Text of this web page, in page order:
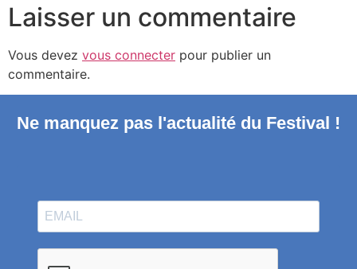
Laisser un commentaire
Vous devez vous connecter pour publier un
commentaire.
Ne manquez pas l'actualité du Festival !